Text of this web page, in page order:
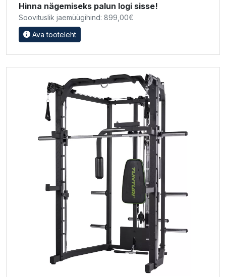
Hinna nägemiseks palun logi sisse!
Soovituslik jaemüügihind: 899,00€
Ava tooteleht